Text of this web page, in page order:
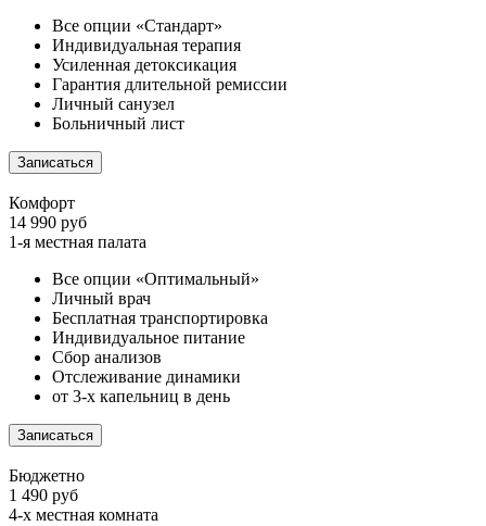
Все опции «Стандарт»
Индивидуальная терапия
Усиленная детоксикация
Гарантия длительной ремиссии
Личный санузел
Больничный лист
Записаться
Комфорт
14 990 руб
1-я местная палата
Все опции «Оптимальный»
Личный врач
Бесплатная транспортировка
Индивидуальное питание
Сбор анализов
Отслеживание динамики
от 3-х капельниц в день
Записаться
Бюджетно
1 490 руб
4-х местная комната